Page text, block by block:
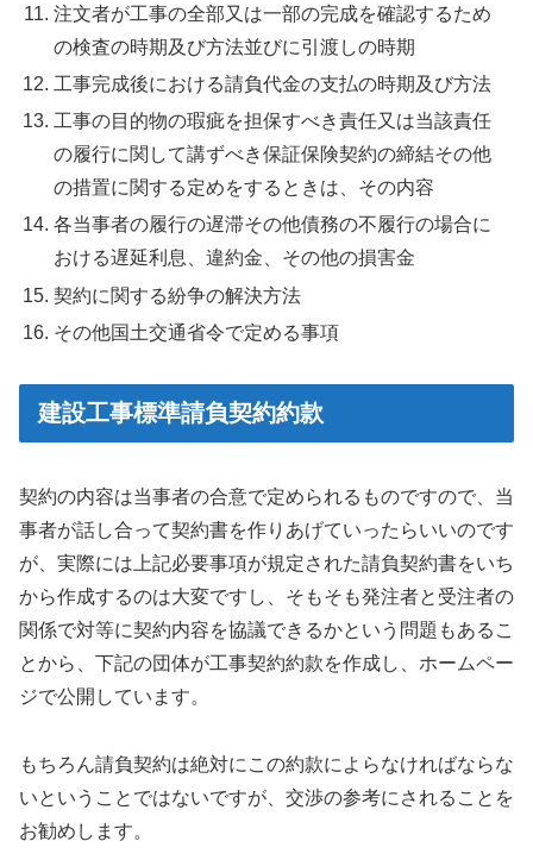
注文者が工事の全部又は一部の完成を確認するため
の検査の時期及び方法並びに引渡しの時期
工事完成後における請負代金の支払の時期及び方法
工事の目的物の瑕疵を担保すべき責任又は当該責任
の履行に関して講ずべき保証保険契約の締結その他
の措置に関する定めをするときは、その内容
各当事者の履行の遅滞その他債務の不履行の場合に
おける遅延利息、違約金、その他の損害金
契約に関する紛争の解決方法
その他国土交通省令で定める事項
建設工事標準請負契約約款
契約の内容は当事者の合意で定められるものですので、当
事者が話し合って契約書を作りあげていったらいいのです
が、実際には上記必要事項が規定された請負契約書をいち
から作成するのは大変ですし、そもそも発注者と受注者の
関係で対等に契約内容を協議できるかという問題もあるこ
とから、下記の団体が工事契約約款を作成し、ホームペー
ジで公開しています。
もちろん請負契約は絶対にこの約款によらなければならな
いということではないですが、交渉の参考にされることを
お勧めします。